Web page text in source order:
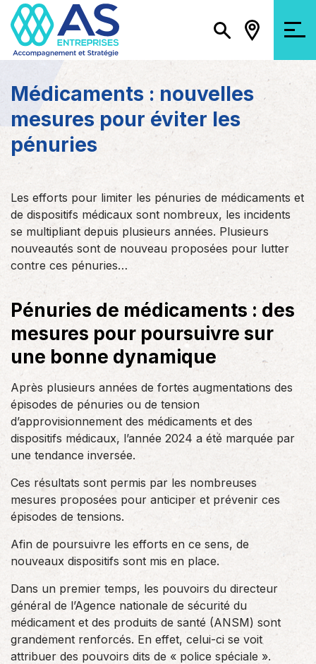
Médicaments : nouvelles
mesures pour éviter les
pénuries
Les efforts pour limiter les pénuries de médicaments et
de dispositifs médicaux sont nombreux, les incidents
se multipliant depuis plusieurs années. Plusieurs
nouveautés sont de nouveau proposées pour lutter
contre ces pénuries…
Pénuries de médicaments : des
mesures pour poursuivre sur
une bonne dynamique
Après plusieurs années de fortes augmentations des
épisodes de pénuries ou de tension
d’approvisionnement des médicaments et des
dispositifs médicaux, l’année 2024 a été marquée par
une tendance inversée.
Ces résultats sont permis par les nombreuses
mesures proposées pour anticiper et prévenir ces
épisodes de tensions.
Afin de poursuivre les efforts en ce sens, de
nouveaux dispositifs sont mis en place.
Dans un premier temps, les pouvoirs du directeur
général de l’Agence nationale de sécurité du
médicament et des produits de santé (ANSM) sont
grandement renforcés. En effet, celui-ci se voit
attribuer des pouvoirs dits de « police spéciale ».